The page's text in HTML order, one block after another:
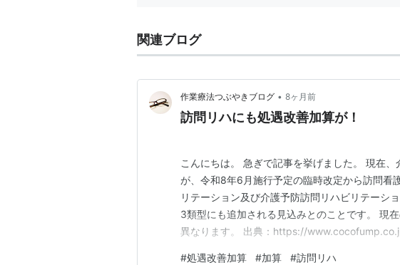
関連ブログ
作業療法つぶやきブログ • 8ヶ月前
訪問リハにも処遇改善加算が！
こんにちは。 急ぎで記事を挙げました。 現在
が、令和8年6月施行予定の臨時改定から訪問看
リテーション及び介護予防訪問リハビリテーシ
3類型にも追加される見込みとのことです。 現
異なります。 出典：https://
#処遇改善加算 #加算 #訪問リハ